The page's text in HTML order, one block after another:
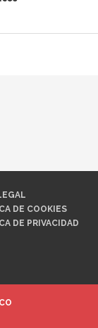
DE COOKIES
DE PRIVACIDAD